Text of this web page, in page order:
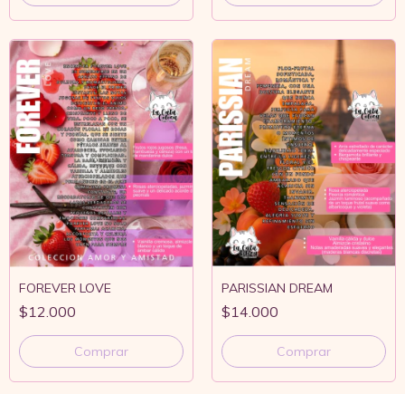
FOREVER LOVE
$12.000
Comprar
PARISSIAN DREAM
$14.000
Comprar